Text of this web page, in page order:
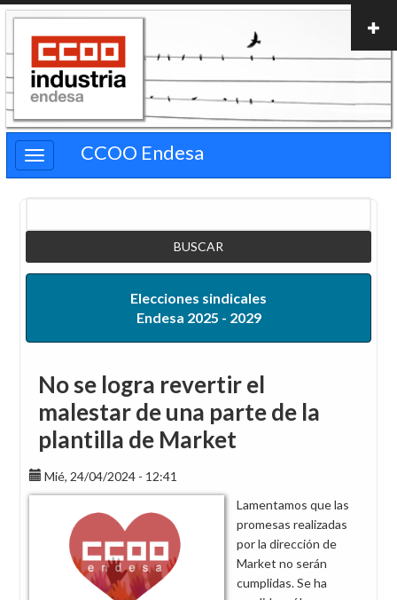
Pasar
contenido
principal
CCOO Endesa
Elecciones sindicales
Endesa 2025 - 2029
No se logra revertir el
malestar de una parte de la
plantilla de Market
Mié, 24/04/2024 - 12:41
Lamentamos que las
promesas realizadas
por la dirección de
Market no serán
cumplidas. Se ha